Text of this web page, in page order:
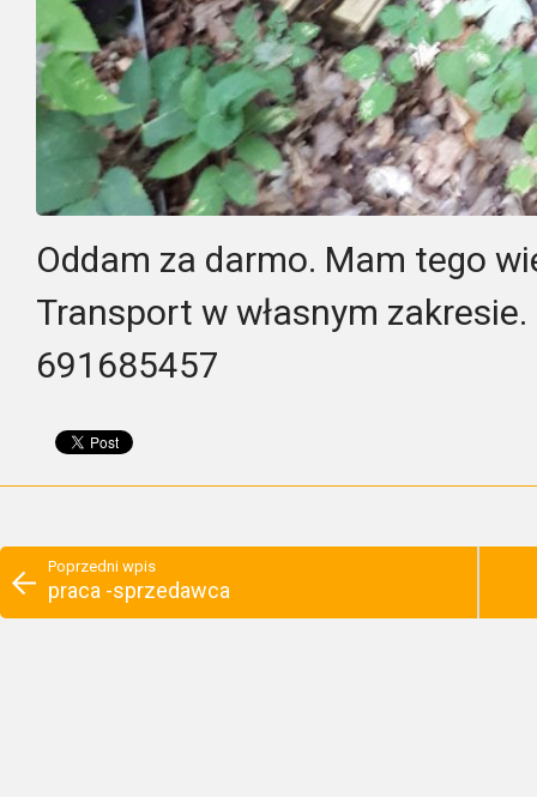
Oddam za darmo. Mam tego
Transport w własnym
691685457
Poprzedni wpis
praca -sprzedawca